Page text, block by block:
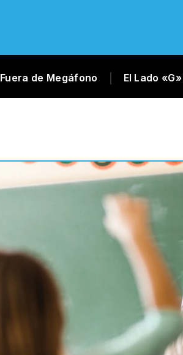
Fuera de Megáfono El Lado «G»